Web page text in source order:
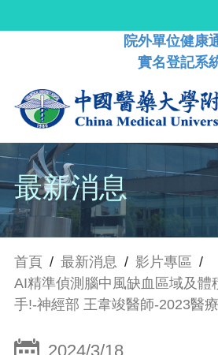
院外單位健康
實名登記系
最新消息
首頁 / 最新消息 / 影片專區 /
AI精準偵測腦中風缺血區域及體
手!-神經部 王韋竣醫師-2023醫
2024/3/18